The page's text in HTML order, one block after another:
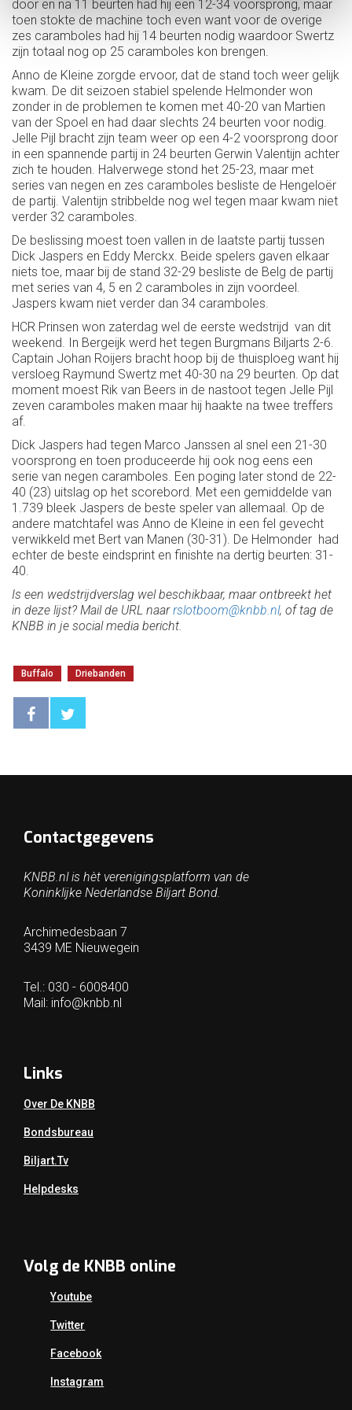
door en na 11 beurten had hij een 12-34 voorsprong, maar
toen stokte de machine toch even want voor de overige
zes caramboles had hij 14 beurten nodig waardoor Swertz
zijn totaal nog op 25 caramboles kon brengen.
Anno de Kleine zorgde ervoor, dat de stand toch weer gelijk
kwam. De dit seizoen stabiel spelende Helmonder won
zonder in de problemen te komen met 40-20 van Martien
van der Spoel en had daar slechts 24 beurten voor nodig.
Jelle Pijl bracht zijn team weer op een 4-2 voorsprong door
in een spannende partij in 24 beurten Gerwin Valentijn achter
zich te houden. Halverwege stond het 25-23, maar met
series van negen en zes caramboles besliste de Hengeloër
de partij. Valentijn stribbelde nog wel tegen maar kwam niet
verder 32 caramboles.
De beslissing moest toen vallen in de laatste partij tussen
Dick Jaspers en Eddy Merckx. Beide spelers gaven elkaar
niets toe, maar bij de stand 32-29 besliste de Belg de partij
met series van 4, 5 en 2 caramboles in zijn voordeel.
Jaspers kwam niet verder dan 34 caramboles.
HCR Prinsen won zaterdag wel de eerste wedstrijd van dit
weekend. In Bergeijk werd het tegen Burgmans Biljarts 2-6.
Captain Johan Roijers bracht hoop bij de thuisploeg want hij
versloeg Raymund Swertz met 40-30 na 29 beurten. Op dat
moment moest Rik van Beers in de nastoot tegen Jelle Pijl
zeven caramboles maken maar hij haakte na twee treffers
af.
Dick Jaspers had tegen Marco Janssen al snel een 21-30
voorsprong en toen produceerde hij ook nog eens een
serie van negen caramboles. Een poging later stond de 22-
40 (23) uitslag op het scorebord. Met een gemiddelde van
1.739 bleek Jaspers de beste speler van allemaal. Op de
andere matchtafel was Anno de Kleine in een fel gevecht
verwikkeld met Bert van Manen (30-31). De Helmonder had
echter de beste eindsprint en finishte na dertig beurten: 31-
40.
Is een wedstrijdverslag wel beschikbaar, maar ontbreekt het
in deze lijst? Mail de URL naarrslotboom@knbb.nl, of tag de
KNBB in je social media bericht.
Buffalo Driebanden
Contactgegevens
KNBB.nl is hèt verenigingsplatform van de
Koninklijke Nederlandse Biljart Bond.
Archimedesbaan 7
3439 ME Nieuwegein
Tel.: 030 - 6008400
Mail: info@knbb.nl
Links
Over De KNBB
Bondsbureau
Biljart.tv
Helpdesks
Volg de KNBB online
Youtube
Twitter
Facebook
Instagram